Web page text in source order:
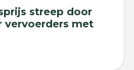
streep door
vervoerders met